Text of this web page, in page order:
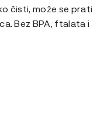
čisti, može se prati
Bez BPA, ftalata i